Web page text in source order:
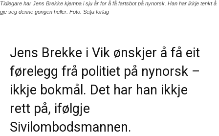
Tidlegare har Jens Brekke kjempa i sju år for å få fartsbot på nynorsk. Han har ikkje tenkt å
gje seg denne gongen heller. Foto: Selja forlag
Jens Brekke i Vik ønskjer å få eit
førelegg frå politiet på nynorsk –
ikkje bokmål. Det har han ikkje
rett på, ifølgje
Sivilombodsmannen.